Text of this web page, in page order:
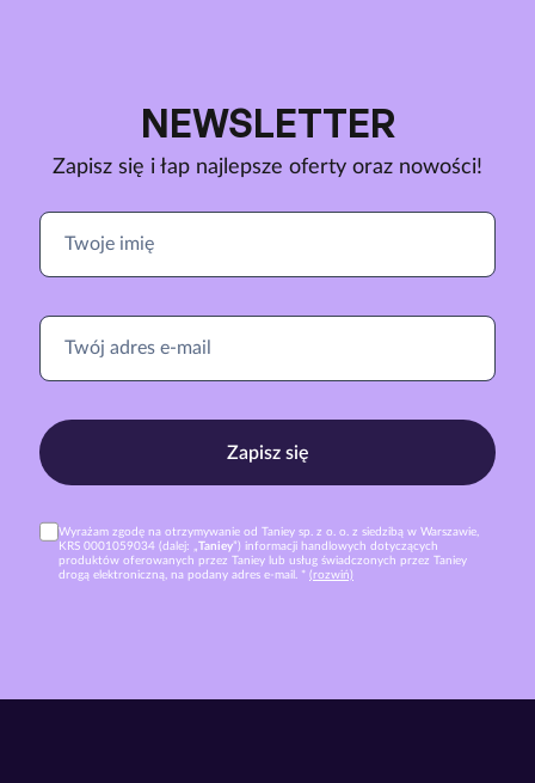
NEWSLETTER
Zapisz się i łap najlepsze oferty oraz nowości!
Zapisz się
Wyrażam zgodę na otrzymywanie od Taniey sp. z o. o. z siedzibą w Warszawie,
KRS 0001059034 (dalej: „Taniey”) informacji handlowych dotyczących
produktów oferowanych przez Taniey lub usług świadczonych przez Taniey
drogą elektroniczną, na podany adres e-mail. * (rozwiń)